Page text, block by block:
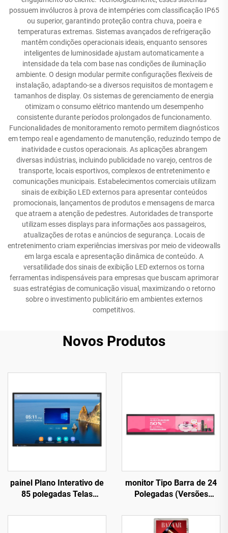
possuem invólucros à prova de intempéries com classificação IP65
ou superior, garantindo proteção contra chuva, poeira e
temperaturas extremas. Sistemas avançados de refrigeração
mantêm condições operacionais ideais, enquanto sensores
inteligentes de luminosidade ajustam automaticamente a
intensidade da tela com base nas condições de iluminação
ambiente. O design modular permite configurações flexíveis de
instalação, adaptando-se a diversos requisitos de montagem e
tamanhos de display. Os sistemas de gerenciamento de energia
otimizam o consumo elétrico mantendo um desempenho
consistente durante períodos prolongados de funcionamento.
Funcionalidades de monitoramento remoto permitem diagnósticos
em tempo real e agendamento de manutenção, reduzindo tempo de
inatividade e custos operacionais. As aplicações abrangem
diversas indústrias, incluindo publicidade no varejo, centros de
transporte, locais esportivos, complexos de entretenimento e
comunicações municipais. Estabelecimentos comerciais utilizam
sinais de exibição LED externos para apresentar conteúdos
promocionais, lançamentos de produtos e mensagens de marca
que atraem a atenção de pedestres. Autoridades de transporte
utilizam esses displays para informações aos passageiros,
atualizações de rotas e anúncios de segurança. Locais de
entretenimento criam experiências imersivas por meio de videowalls
em larga escala e apresentação dinâmica de conteúdo. A
versatilidade dos sinais de exibição LED externos os torna
ferramentas indispensáveis para empresas que buscam aprimorar
suas estratégias de comunicação visual, maximizando o retorno
sobre o investimento publicitário em ambientes externos
competitivos.
Novos Produtos
painel Plano Interativo de
85 polegadas Telas
monitor Tipo Barra de 24
Polegadas (Versões
Chip RK3566S, Resolução
1920×360